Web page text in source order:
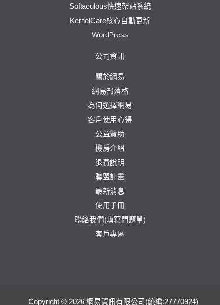
Softaculous快速架站系統
KernelCare核心自動更新
WordPress
公司資訊
關於網易
網易部落格
為何選擇網易
客戶使用心得
公益贊助
機房介紹
退費說明
聯盟計畫
最新消息
使用手冊
聯絡我們(填寫問題單)
客戶專區
Copyright © 2026 網易資訊有限公司(統編:27770924)